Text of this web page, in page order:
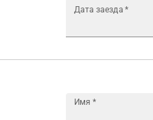
Дата заезда *
Имя *